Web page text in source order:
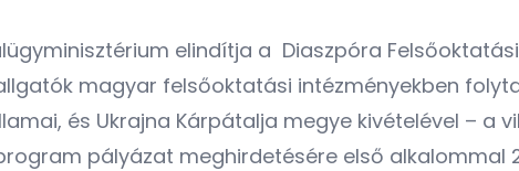
elindítja a Diaszpóra
magyar felsőoktatási intézményekben
és Ukrajna Kárpátalja megye kivételével –
pályázat meghirdetésére első alkalommal